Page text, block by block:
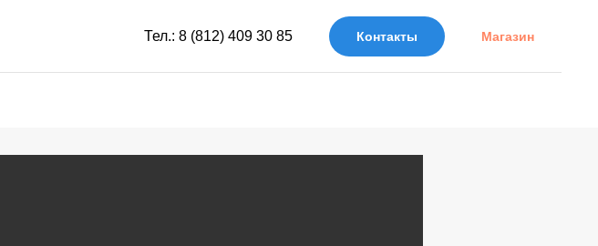
Тел.: 8 (812) 409 30 85 Контакты Магазин